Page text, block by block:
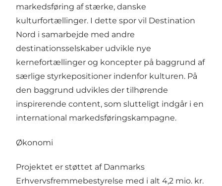
markedsføring af stærke, danske
kulturfortællinger. I dette spor vil Destination
Nord i samarbejde med andre
destinationsselskaber udvikle nye
kernefortællinger og koncepter på baggrund af
særlige styrkepositioner indenfor kulturen. På
den baggrund udvikles der tilhørende
inspirerende content, som slutteligt indgår i en
international markedsføringskampagne.
Økonomi
Projektet er støttet af Danmarks
Erhvervsfremmebestyrelse med i alt 4,2 mio. kr.